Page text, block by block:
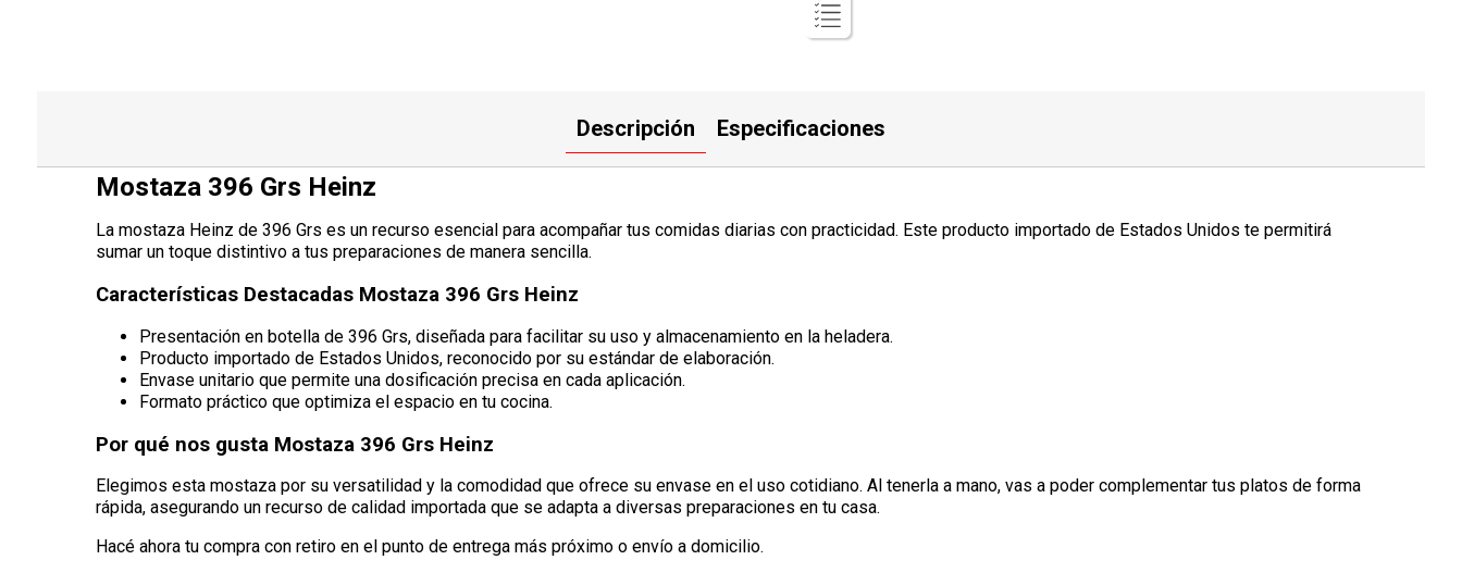
Descripción Especificaciones
Mostaza 396 Grs Heinz
La mostaza Heinz de 396 Grs es un recurso esencial para acompañar tus comidas diarias con practicidad. Este producto importado de Estados Unidos te permitirá
sumar un toque distintivo a tus preparaciones de manera sencilla.
Características Destacadas Mostaza 396 Grs Heinz
Presentación en botella de 396 Grs, diseñada para facilitar su uso y almacenamiento en la heladera.
Producto importado de Estados Unidos, reconocido por su estándar de elaboración.
Envase unitario que permite una dosificación precisa en cada aplicación.
Formato práctico que optimiza el espacio en tu cocina.
Por qué nos gusta Mostaza 396 Grs Heinz
Elegimos esta mostaza por su versatilidad y la comodidad que ofrece su envase en el uso cotidiano. Al tenerla a mano, vas a poder complementar tus platos de forma
rápida, asegurando un recurso de calidad importada que se adapta a diversas preparaciones en tu casa.
Hacé ahora tu compra con retiro en el punto de entrega más próximo o envío a domicilio.